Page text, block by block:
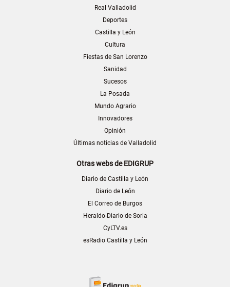
Real Valladolid
Deportes
Castilla y León
Cultura
Fiestas de San Lorenzo
Sanidad
Sucesos
La Posada
Mundo Agrario
Innovadores
Opinión
Últimas noticias de Valladolid
Otras webs de EDIGRUP
Diario de Castilla y León
Diario de León
El Correo de Burgos
Heraldo-Diario de Soria
CyLTV.es
esRadio Castilla y León